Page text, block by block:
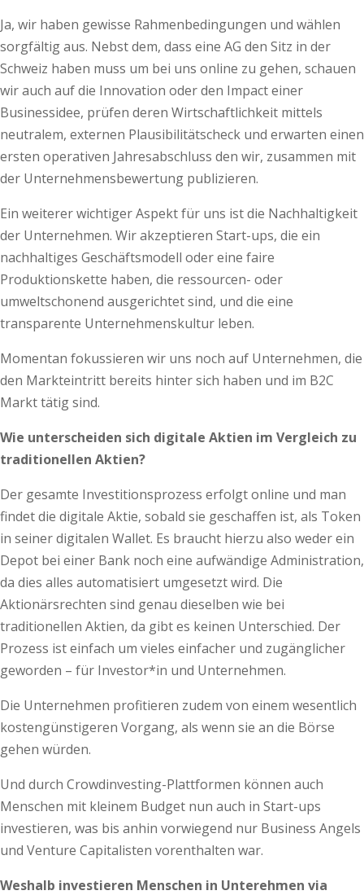
Ja, wir haben gewisse Rahmenbedingungen und wählen
sorgfältig aus. Nebst dem, dass eine AG den Sitz in der
Schweiz haben muss um bei uns online zu gehen, schauen
wir auch auf die Innovation oder den Impact einer
Businessidee, prüfen deren Wirtschaftlichkeit mittels
neutralem, externen Plausibilitätscheck und erwarten einen
ersten operativen Jahresabschluss den wir, zusammen mit
der Unternehmensbewertung publizieren.
Ein weiterer wichtiger Aspekt für uns ist die Nachhaltigkeit
der Unternehmen. Wir akzeptieren Start-ups, die ein
nachhaltiges Geschäftsmodell oder eine faire
Produktionskette haben, die ressourcen- oder
umweltschonend ausgerichtet sind, und die eine
transparente Unternehmenskultur leben.
Momentan fokussieren wir uns noch auf Unternehmen, die
den Markteintritt bereits hinter sich haben und im B2C
Markt tätig sind.
Wie unterscheiden sich digitale Aktien im Vergleich zu
traditionellen Aktien?
Der gesamte Investitionsprozess erfolgt online und man
findet die digitale Aktie, sobald sie geschaffen ist, als Token
in seiner digitalen Wallet. Es braucht hierzu also weder ein
Depot bei einer Bank noch eine aufwändige Administration,
da dies alles automatisiert umgesetzt wird. Die
Aktionärsrechten sind genau dieselben wie bei
traditionellen Aktien, da gibt es keinen Unterschied. Der
Prozess ist einfach um vieles einfacher und zugänglicher
geworden – für Investor*in und Unternehmen.
Die Unternehmen profitieren zudem von einem wesentlich
kostengünstigeren Vorgang, als wenn sie an die Börse
gehen würden.
Und durch Crowdinvesting-Plattformen können auch
Menschen mit kleinem Budget nun auch in Start-ups
investieren, was bis anhin vorwiegend nur Business Angels
und Venture Capitalisten vorenthalten war.
Weshalb investieren Menschen in Unterehmen via